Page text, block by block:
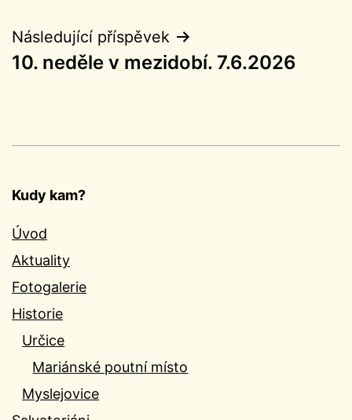
Následující příspěvek
10. neděle v mezidobí. 7.6.2026
Kudy kam?
Úvod
Aktuality
Fotogalerie
Historie
Určice
Mariánské poutní místo
Myslejovice